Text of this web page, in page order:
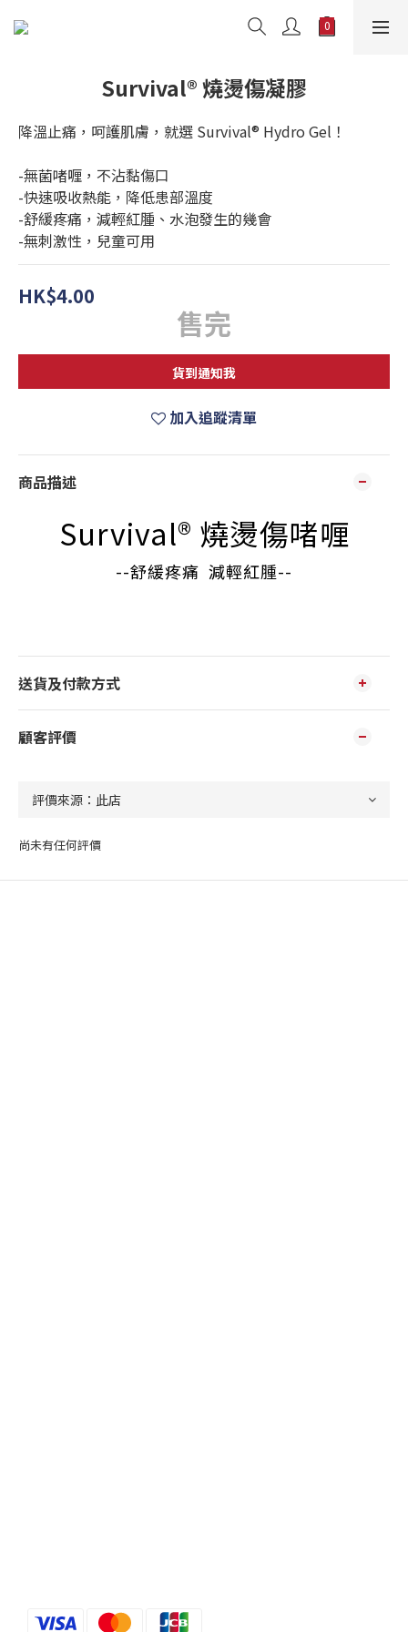
Survival® 燒燙傷凝膠
降溫止痛，呵護肌膚，就選 Survival® Hydro Gel！
-無菌啫喱，不沾黏傷口
-快速吸收熱能，降低患部溫度
-舒緩疼痛，減輕紅腫、水泡發生的幾會
-無刺激性，兒童可用
HK$4.00
售完
貨到通知我
加入追蹤清單
商品描述
Survival® 燒燙傷啫喱
--舒緩疼痛 減輕紅腫--
送貨及付款方式
顧客評價
尚未有任何評價